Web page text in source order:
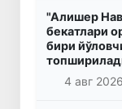
"Алишер
бекатлари
бири
4 авг